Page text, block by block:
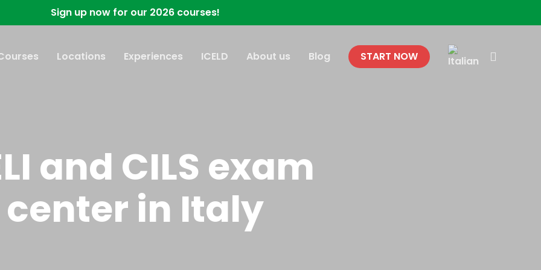
Sign up now for our 2026 courses!
Locations Experiences ICELD About us Blog START NOW
and CILS exam
center in Italy